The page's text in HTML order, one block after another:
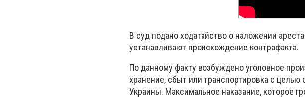
В суд подано ходатайство о наложении
устанавливают происхождение контрафакта.
По данному факту возбуждено уголовное
хранение, сбыт или транспортировка с целью
Украины. Максимальное наказание, которое